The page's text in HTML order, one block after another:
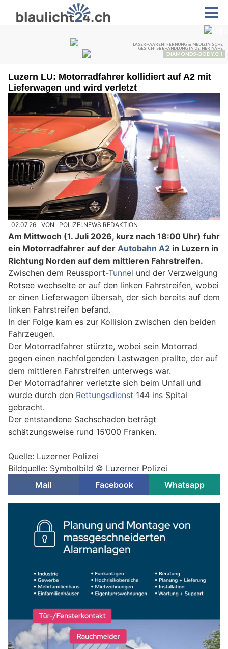
Luzern LU: Motorradfahrer kollidiert auf A2 mit
Lieferwagen und wird verletzt
02.07.26 VON POLIZEI.NEWS REDAKTION
Am Mittwoch (1. Juli 2026, kurz nach 18:00 Uhr) fuhr
ein Motorradfahrer auf der Autobahn A2 in Luzern in
Richtung Norden auf dem mittleren Fahrstreifen.
Zwischen dem Reussport-Tunnel und der Verzweigung
Rotsee wechselte er auf den linken Fahrstreifen, wobei
er einen Lieferwagen übersah, der sich bereits auf dem
linken Fahrstreifen befand.
In der Folge kam es zur Kollision zwischen den beiden
Fahrzeugen.
Der Motorradfahrer stürzte, wobei sein Motorrad
gegen einen nachfolgenden Lastwagen prallte, der auf
dem mittleren Fahrstreifen unterwegs war.
Der Motorradfahrer verletzte sich beim Unfall und
wurde durch den Rettungsdienst 144 ins Spital
gebracht.
Der entstandene Sachschaden beträgt
schätzungsweise rund 15’000 Franken.
Quelle: Luzerner Polizei
Bildquelle: Symbolbild © Luzerner Polizei
Mail
Facebook Whatsapp